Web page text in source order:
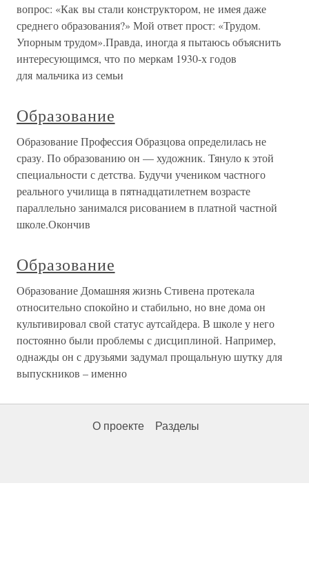
вопрос: «Как вы стали конструктором, не имея даже
среднего образования?» Мой ответ прост: «Трудом.
Упорным трудом».Правда, иногда я пытаюсь объяснить
интересующимся, что по меркам 1930-х годов
для мальчика из семьи
Образование
Образование Профессия Образцова определилась не
сразу. По образованию он — художник. Тянуло к этой
специальности с детства. Будучи учеником частного
реального училища в пятнадцатилетнем возрасте
параллельно занимался рисованием в платной частной
школе.Окончив
Образование
Образование Домашняя жизнь Стивена протекала
относительно спокойно и стабильно, но вне дома он
культивировал свой статус аутсайдера. В школе у него
постоянно были проблемы с дисциплиной. Например,
однажды он с друзьями задумал прощальную шутку для
выпускников – именно
О проекте Разделы